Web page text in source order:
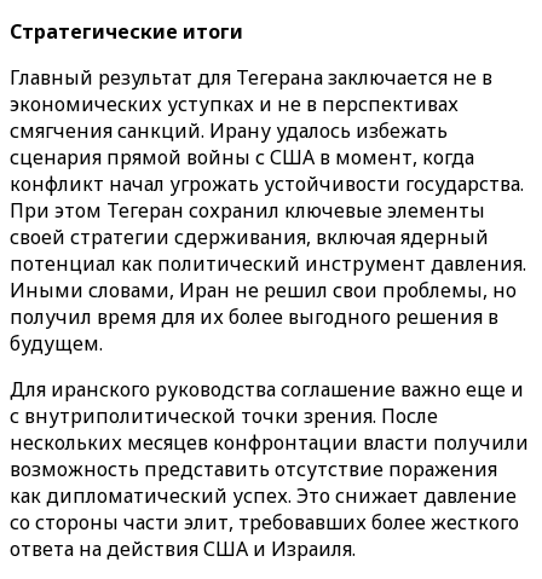
Стратегические итоги
Главный результат для Тегерана заключается не в
экономических уступках и не в перспективах
смягчения санкций. Ирану удалось избежать
сценария прямой войны с США в момент, когда
конфликт начал угрожать устойчивости государства.
При этом Тегеран сохранил ключевые элементы
своей стратегии сдерживания, включая ядерный
потенциал как политический инструмент давления.
Иными словами, Иран не решил свои проблемы, но
получил время для их более выгодного решения в
будущем.
Для иранского руководства соглашение важно еще и
с внутриполитической точки зрения. После
нескольких месяцев конфронтации власти получили
возможность представить отсутствие поражения
как дипломатический успех. Это снижает давление
со стороны части элит, требовавших более жесткого
ответа на действия США и Израиля.